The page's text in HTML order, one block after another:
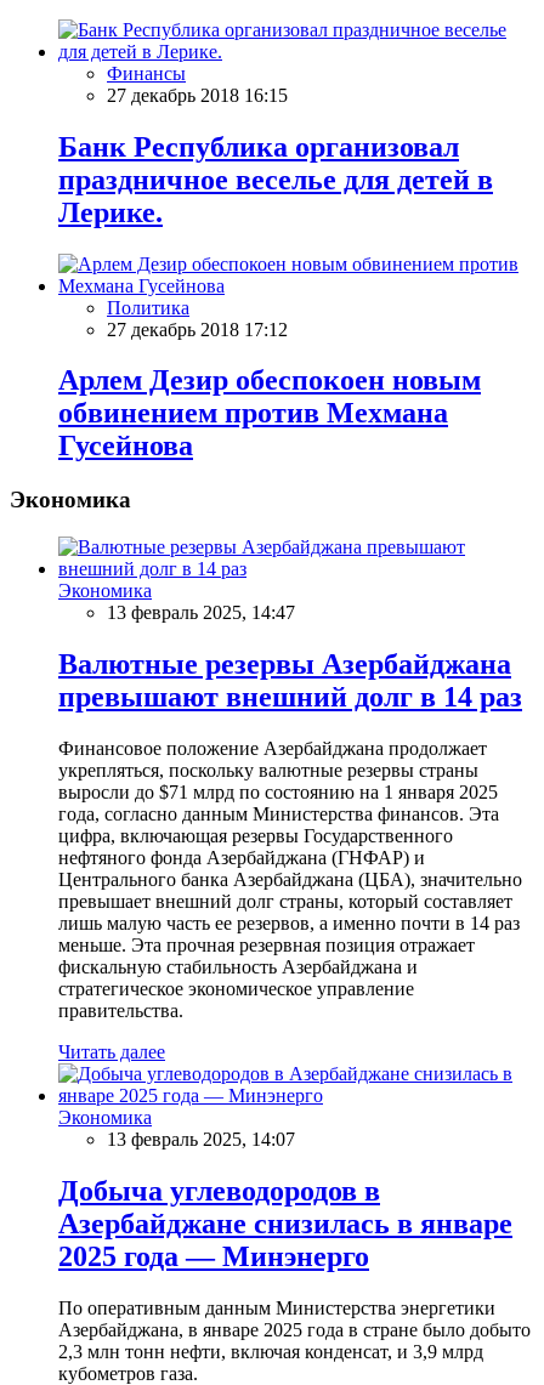
Финансы
27 декабрь 2018 16:15
Банк Республика организовал
праздничное веселье для детей в
Лерике.
Политика
27 декабрь 2018 17:12
Арлем Дезир обеспокоен новым
обвинением против Мехмана
Гусейнова
Экономика
Экономика
13 февраль 2025, 14:47
Валютные резервы Азербайджана
превышают внешний долг в 14 раз
Финансовое положение Азербайджана продолжает
укрепляться, поскольку валютные резервы страны
выросли до $71 млрд по состоянию на 1 января 2025
года, согласно данным Министерства финансов. Эта
цифра, включающая резервы Государственного
нефтяного фонда Азербайджана (ГНФАР) и
Центрального банка Азербайджана (ЦБА), значительно
превышает внешний долг страны, который составляет
лишь малую часть ее резервов, а именно почти в 14 раз
меньше. Эта прочная резервная позиция отражает
фискальную стабильность Азербайджана и
стратегическое экономическое управление
правительства.
Читать далее
Экономика
13 февраль 2025, 14:07
Добыча углеводородов в
Азербайджане снизилась в январе
2025 года — Минэнерго
По оперативным данным Министерства энергетики
Азербайджана, в январе 2025 года в стране было добыто
2,3 млн тонн нефти, включая конденсат, и 3,9 млрд
кубометров газа.